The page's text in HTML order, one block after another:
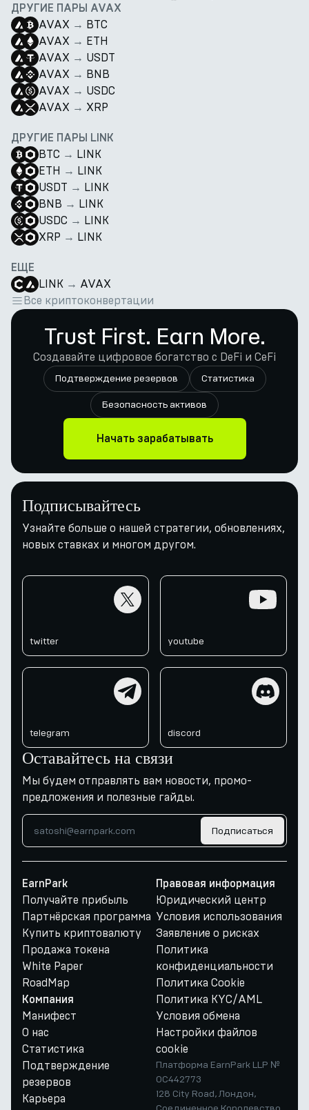
ДРУГИЕ ПАРЫ AVAX
AVAX → BTC
AVAX → ETH
AVAX → USDT
AVAX → BNB
AVAX → USDC
AVAX → XRP
ДРУГИЕ ПАРЫ LINK
BTC → LINK
ETH → LINK
USDT → LINK
BNB → LINK
USDC → LINK
XRP → LINK
ЕЩЕ
LINK → AVAX
Все криптоконвертации
Trust First. Earn More.
Создавайте цифровое богатство с DeFi и CeFi
Подтверждение резервов Статистика
Безопасность активов
Начать зарабатывать
Подписывайтесь
Узнайте больше о нашей стратегии, обновлениях,
новых ставках и многом другом.
twitter youtube
telegram discord
Оставайтесь на связи
Мы будем отправлять вам новости, промо-
предложения и полезные гайды.
Подписаться
EarnPark
Получайте прибыль
Партнёрская программа
Купить криптовалюту
Продажа токена
White Paper
RoadMap
Компания
Манифест
О нас
Статистика
Подтверждение
резервов
Карьера
Правовая информация
Юридический центр
Условия использования
Заявление о рисках
Политика
конфиденциальности
Политика Cookie
Политика KYC/AML
Условия обмена
Настройки файлов
cookie
Платформа EarnPark LLP №
OC442773
128 City Road, Лондон,